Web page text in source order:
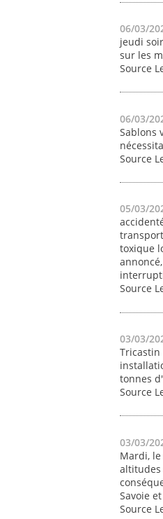
06/03/
jeudi
sur les
Source
06/03/
Sablons
Source
05/03/
toxique
Source
03/03/
Tricastin
tonnes
Source
03/03/
Mardi,
altitudes
Savoie
Source